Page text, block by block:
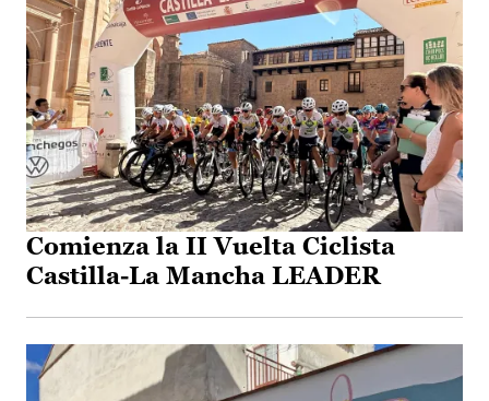
Comienza la II Vuelta Ciclista
Castilla-La Mancha LEADER